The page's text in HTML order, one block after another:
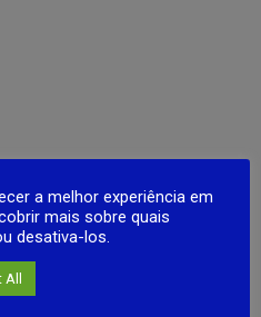
a melhor experiência em
mais sobre quais
desativa-los.